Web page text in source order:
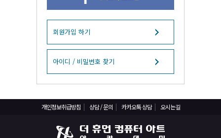
회원가입 하기
아이디 / 비밀번호 찾기
개인정보취급방침 상담 / 문의 카카오톡 상담 오시는길
자바(Java)기반 JSP/스프링 웹개발자(정보처리산업기사)(과정평가형)
디지털컨버전스 자바(JAVA)개발자(전자정부 프레임워크/SPRING)
전산세무회계 자격취득과정[전산회계1급/전산세무2급/FAT1급/TAT2급]
컴퓨터활용능력2급(필기+실기) 및 ITQ자격증 취득(한글,엑셀,파워포인트)
직업상담사 2급 (필기+실기) 자격증 취득과정